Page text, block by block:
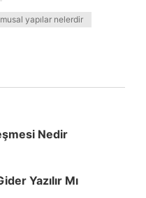
yapılar nelerdir
Nedir
Yazılır Mı